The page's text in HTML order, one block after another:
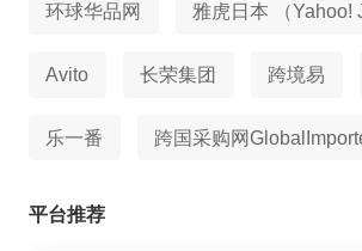
环球华品网 雅虎日本 （Yahoo!
Avito 长荣集团 跨境易
乐一番 跨国采购网
平台推荐